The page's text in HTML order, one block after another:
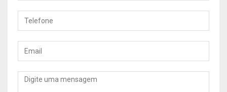
Telefone
Email
Mensagem